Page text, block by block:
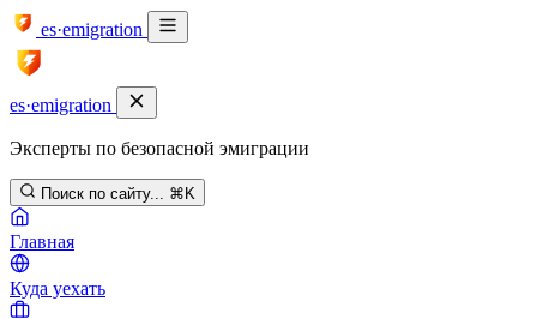
es·emigration
es·emigration
Эксперты по безопасной эмиграции
Поиск по сайту... ⌘K
Главная
Куда уехать